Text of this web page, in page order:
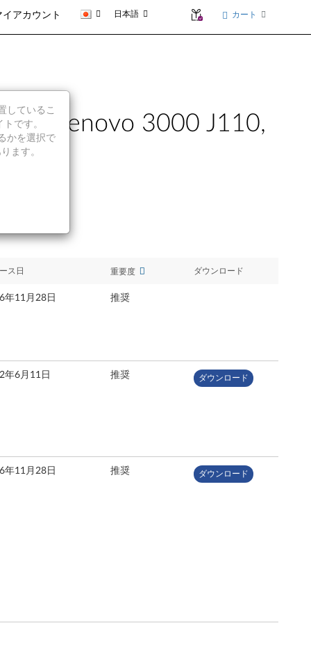
イアカウント 日本語 カート
- Lenovo 3000 J110,
ス日 重要度 ダウンロード
年11月28日 推奨
年6月11日 推奨 ダウンロード
年11月28日 推奨 ダウンロード
しているこ
です。
かを選択で
ます。